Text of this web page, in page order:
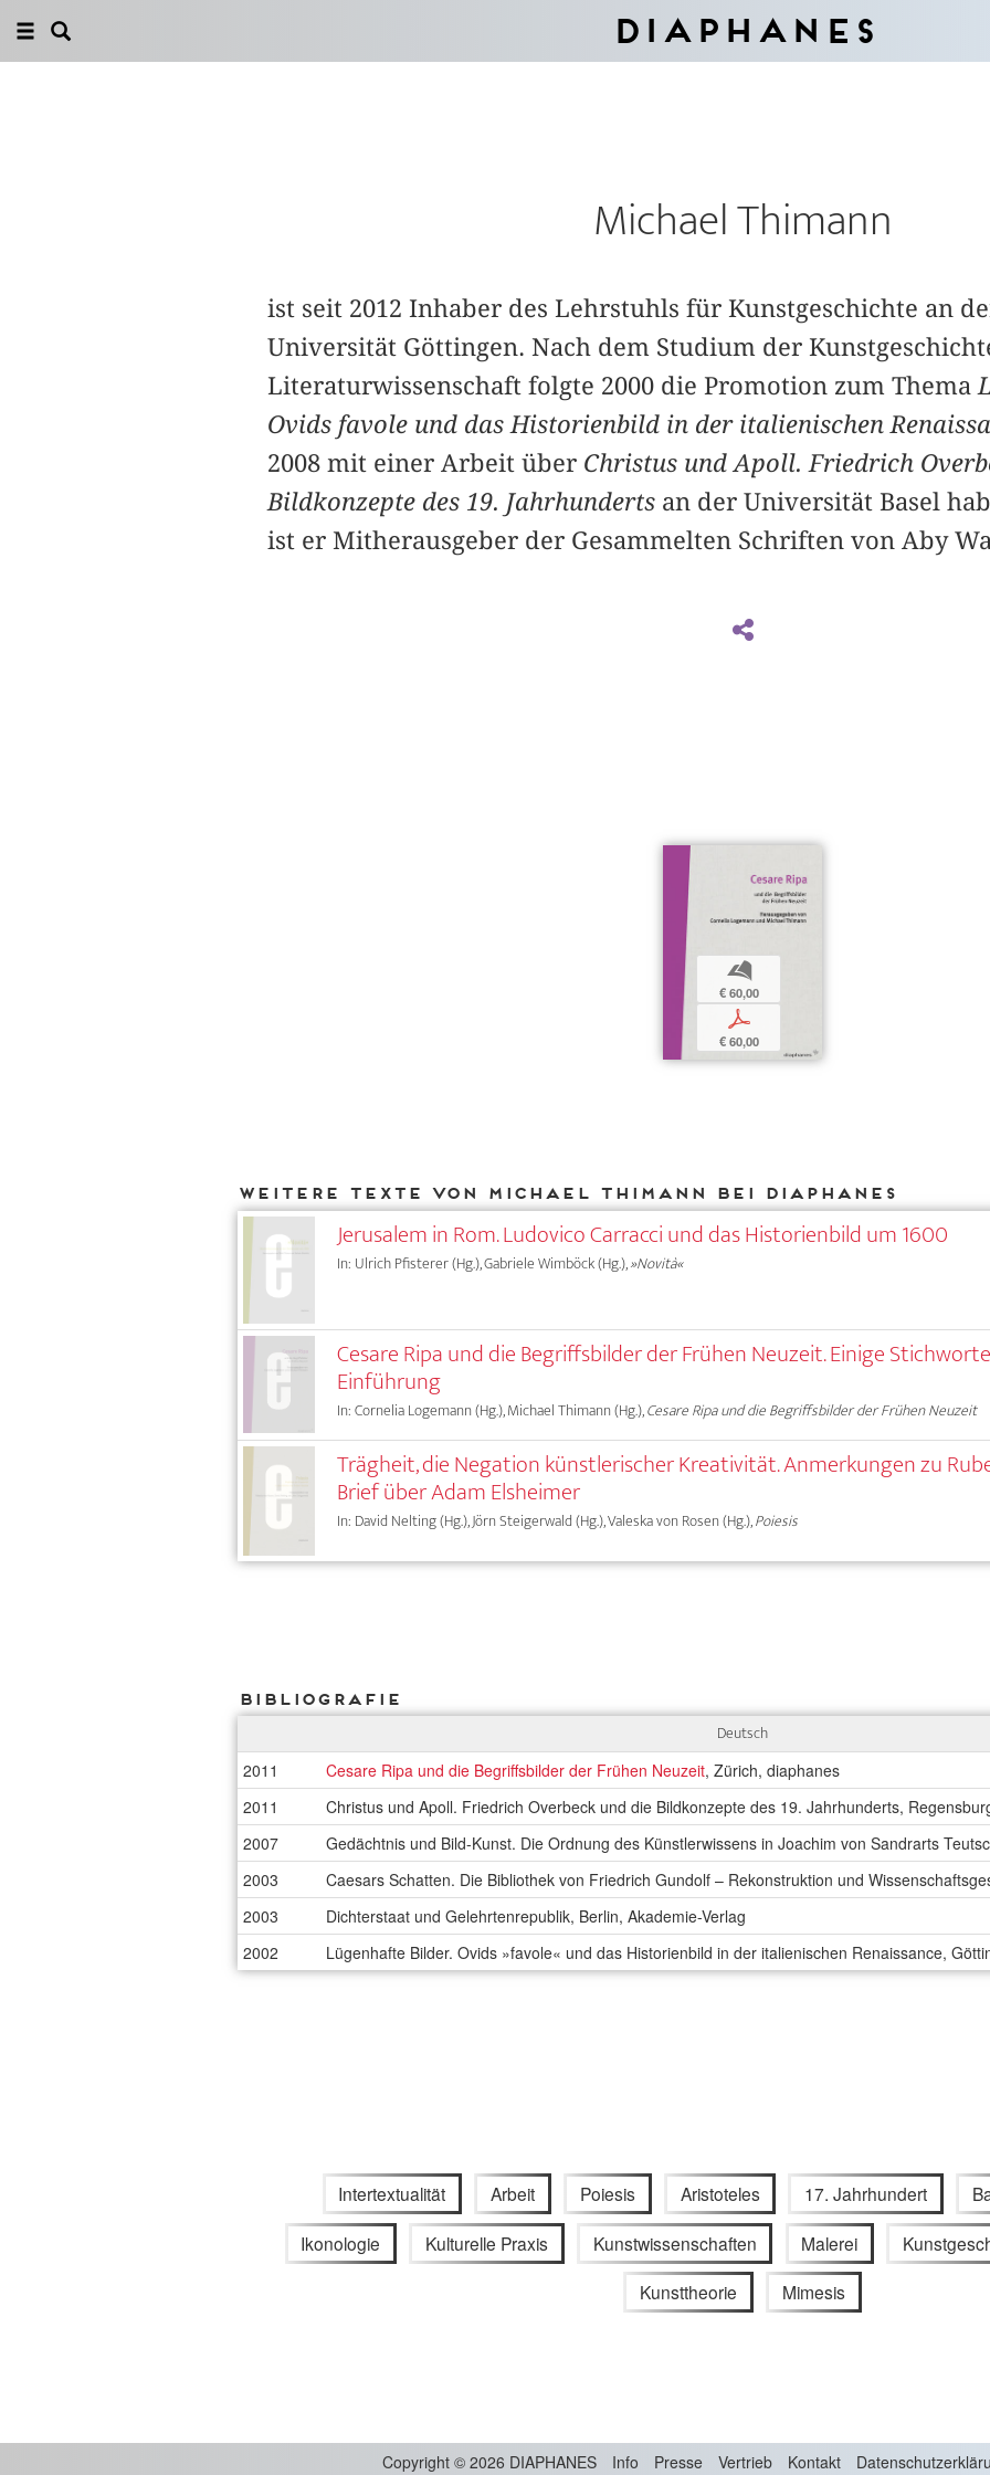
Diaphanes
Michael Thimann
ist seit 2012 Inhaber des Lehrstuhls für Kunstgeschichte an
Universität Göttingen. Nach dem Studium der
Literaturwissenschaft folgte 2000 die Promotion zum Thema
Ovids favole und das Historienbild in der italienischen
2008 mit einer Arbeit über Christus und Apoll. Friedrich
Bildkonzepte des 19. Jahrhunderts an der Universität Basel
ist er Mitherausgeber der Gesammelten Schriften von Aby
b
€ 60,00
p
€ 60,00
Weitere Texte von Michael Thimann bei DIAPHANES
Jerusalem in Rom. Ludovico Carracci und das Historienbild um 1600
In: Ulrich Pfisterer (Hg.), Gabriele Wimböck (Hg.),»Novità«
Cesare Ripa und die Begriffsbilder der Frühen Neuzeit. Einige
Einführung
In: Cornelia Logemann (Hg.), Michael Thimann (Hg.),Cesare Ripa und die Begriffsbilder der Frühen Neuzeit
Trägheit, die Negation künstlerischer Kreativität. Anmerkungen zu
Brief über Adam Elsheimer
In: David Nelting (Hg.), Jörn Steigerwald (Hg.), Valeska von Rosen (Hg.),Poiesis
Bibliografie
Deutsch
2011 Cesare Ripa und die Begriffsbilder der Frühen Neuzeit, Zürich, diaphanes
2011
Christus und Apoll. Friedrich Overbeck und die Bildkonzepte des 19. Jahrhunderts,
2007
Gedächtnis und Bild-Kunst. Die Ordnung des Künstlerwissens in Joachim von Sandrarts
2003
Caesars Schatten. Die Bibliothek von Friedrich Gundolf – Rekonstruktion und
2003
Dichterstaat und Gelehrtenrepublik, Berlin, Akademie-Verlag
2002
Lügenhafte Bilder. Ovids »favole« und das Historienbild in der italienischen Renaissance,
Intertextualität Arbeit Poiesis Aristoteles 17. Jahrhundert
Ikonologie Kulturelle Praxis Kunstwissenschaften Malerei
Kunsttheorie Mimesis
Copyright ©2026 DIAPHANES Info Presse Vertrieb Kontakt